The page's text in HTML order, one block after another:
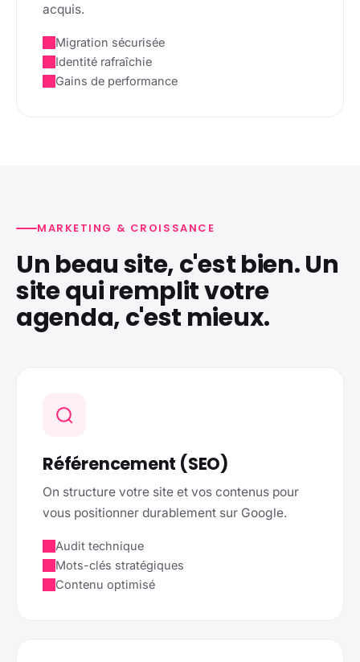
acquis.
Migration sécurisée
Identité rafraîchie
Gains de performance
MARKETING & CROISSANCE
Un beau site, c'est bien. Un
site qui remplit votre
agenda, c'est mieux.
Référencement (SEO)
On structure votre site et vos contenus pour
vous positionner durablement sur Google.
Audit technique
Mots-clés stratégiques
Contenu optimisé